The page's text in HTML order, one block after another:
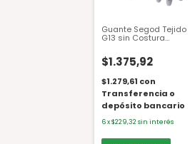
Guante Segod Tejido
G13 sin Costura
GPU02 N° 10
$1.375,92
$1.279,61 con
Transferencia o
depósito bancario
6x$229,32 sin interés